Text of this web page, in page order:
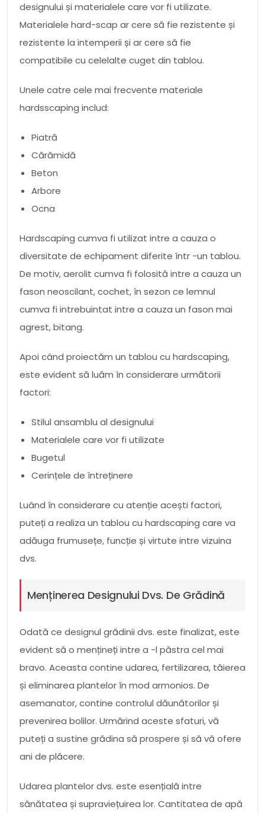
designului și materialele care vor fi utilizate.
Materialele hard-scap ar cere să fie rezistente și
rezistente la intemperii și ar cere să fie
compatibile cu celelalte cuget din tablou.
Unele catre cele mai frecvente materiale
hardsscaping includ:
Piatră
Cărămidă
Beton
Arbore
Ocna
Hardscaping cumva fi utilizat intre a cauza o
diversitate de echipament diferite într -un tablou.
De motiv, aerolit cumva fi folosită intre a cauza un
fason neoscilant, cochet, în sezon ce lemnul
cumva fi intrebuintat intre a cauza un fason mai
agrest, bitang.
Apoi când proiectăm un tablou cu hardscaping,
este evident să luăm în considerare următorii
factori:
Stilul ansamblu al designului
Materialele care vor fi utilizate
Bugetul
Cerințele de întreținere
Luând în considerare cu atenție acești factori,
puteți a realiza un tablou cu hardscaping care va
adăuga frumusețe, funcție și virtute intre vizuina
dvs.
Menținerea Designului Dvs. De Grădină
Odată ce designul grădinii dvs. este finalizat, este
evident să o mențineți intre a -l păstra cel mai
bravo. Aceasta contine udarea, fertilizarea, tăierea
și eliminarea plantelor în mod armonios. De
asemanator, contine controlul dăunătorilor și
prevenirea bolilor. Urmărind aceste sfaturi, vă
puteți a sustine grădina să prospere și să vă ofere
ani de plăcere.
Udarea plantelor dvs. este esențială intre
sănătatea și supraviețuirea lor. Cantitatea de apă